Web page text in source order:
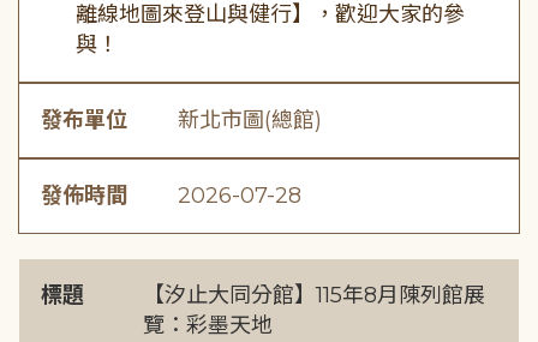
離線地圖來登山與健行】，歡迎大家的參
與！
發布單位 新北市圖(總館)
發佈時間 2026-07-28
標題
【汐止大同分館】115年8月陳列館展
覽：彩墨天地